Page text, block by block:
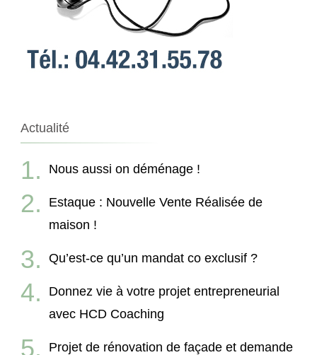
Actualité
Nous aussi on déménage !
Estaque : Nouvelle Vente Réalisée de
maison !
Qu’est-ce qu’un mandat co exclusif ?
Donnez vie à votre projet entrepreneurial
avec HCD Coaching
Projet de rénovation de façade et demande